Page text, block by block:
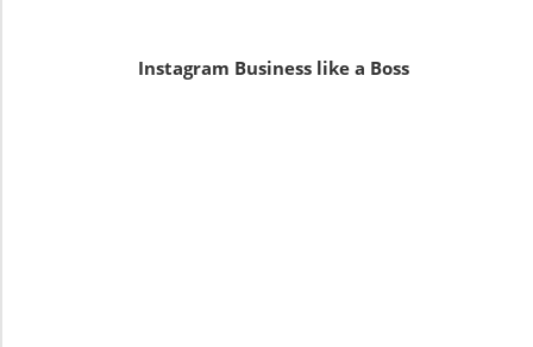
Instagram Business like a Boss